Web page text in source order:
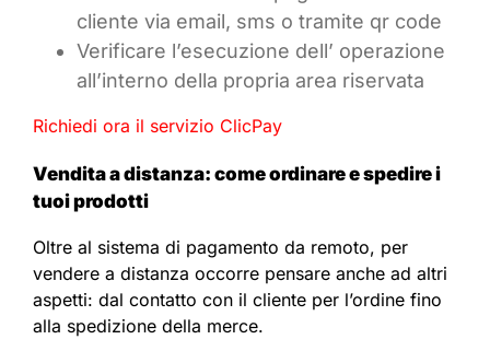
cliente via email, sms o tramite qr code
Verificare l’esecuzione dell’ operazione
all’interno della propria area riservata
Richiedi ora il servizio ClicPay
Vendita a distanza: come ordinare e spedire i
tuoi prodotti
Oltre al sistema di pagamento da remoto, per
vendere a distanza occorre pensare anche ad altri
aspetti: dal contatto con il cliente per l’ordine fino
alla spedizione della merce.